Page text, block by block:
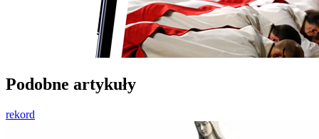
Podobne artykuły
rekord